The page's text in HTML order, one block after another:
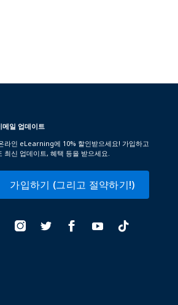
메일 업데이트
라인 eLearning에 10% 할인받으세요! 가입하고
최신 업데이트, 혜택 등을 받으세요.
가입하기 (그리고 절약하기!)